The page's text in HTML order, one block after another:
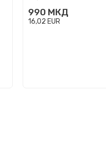
990 МКД
16,02 EUR